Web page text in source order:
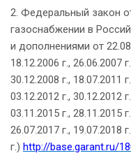
2. Федеральный закон
газоснабжении в
и дополнениями от
18.12.2006 г., 26.06.2007
30.12.2008 г., 18.07.2011
03.12.2012 г., 30.12.2012
03.11.2015 г., 28.11.2015
26.07.2017 г., 19.07.2018
г.) http://base.garant.ru/